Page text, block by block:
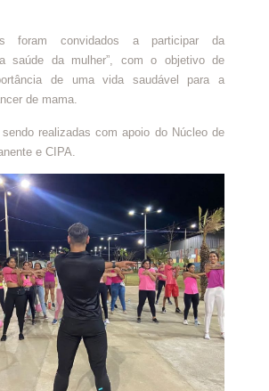
foram convidados a participar da
saúde da mulher”, com o objetivo de
de uma vida saudável para a
de mama.
realizadas com apoio do Núcleo de
e CIPA.